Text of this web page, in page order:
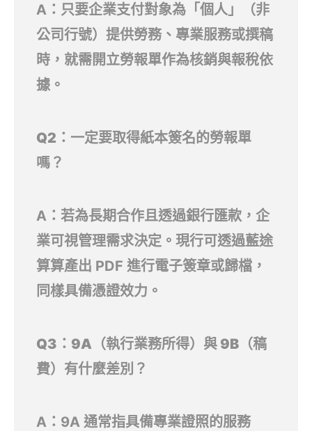
A：只要企業支付對象為「個人」（非
公司行號）提供勞務、專業服務或撰稿
時，就需開立勞報單作為核銷與報稅依
據。
Q2：一定要取得紙本簽名的勞報單
嗎？
A：若為長期合作且透過銀行匯款，企
業可視管理需求決定。現行可透過藍途
算算產出 PDF 進行電子簽章或歸檔，
同樣具備憑證效力。
Q3：9A（執行業務所得）與 9B（稿
費）有什麼差別？
A：9A 通常指具備專業證照的服務